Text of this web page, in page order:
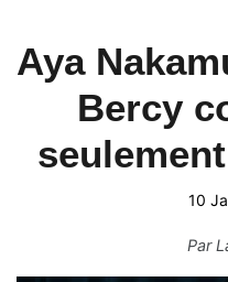
Aya
Bercy
10
Par